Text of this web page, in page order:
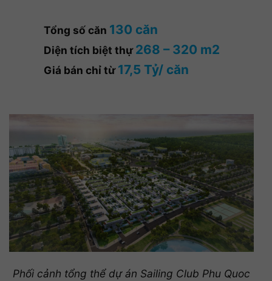
Tổng số căn 130 căn
Diện tích biệt thự268 – 320 m2
Giá bán chỉ từ17,5 Tỷ/ căn
Phối cảnh tổng thể dự án Sailing Club Phu Quoc